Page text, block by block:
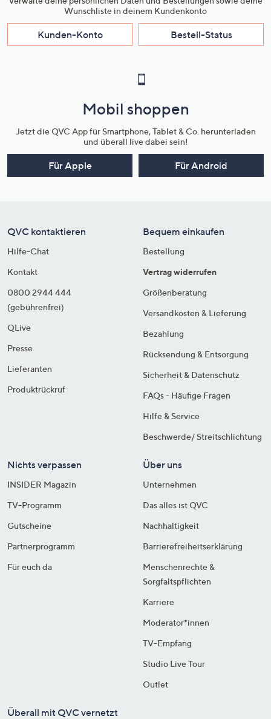
Wunschliste in deinem Kundenkonto
Kunden-Konto Bestell-Status
Mobil shoppen
Jetzt die QVC App für Smartphone, Tablet & Co. herunterladen
und überall live dabei sein!
Für Apple Für Android
QVC kontaktieren
Hilfe-Chat
Kontakt
0800 2944 444
(gebührenfrei)
QLive
Presse
Lieferanten
Produktrückruf
Bequem einkaufen
Bestellung
Vertrag widerrufen
Größenberatung
Versandkosten & Lieferung
Bezahlung
Rücksendung & Entsorgung
Sicherheit & Datenschutz
FAQs - Häufige Fragen
Hilfe & Service
Beschwerde/ Streitschlichtung
Nichts verpassen
INSIDER Magazin
TV-Programm
Gutscheine
Partnerprogramm
Für euch da
Über uns
Unternehmen
Das alles ist QVC
Nachhaltigkeit
Barrierefreiheitserklärung
Menschenrechte &
Sorgfaltspflichten
Karriere
Moderator*innen
TV-Empfang
Studio Live Tour
Outlet
Überall mit QVC vernetzt